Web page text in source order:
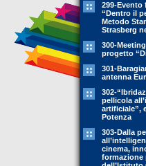
299-Evento
“Dentro il
Metodo
Strasberg
300-
progetto
301-
antenna
302-
pellicola
artificiale”,
Potenza
303-Dalla
cinema,
formazione